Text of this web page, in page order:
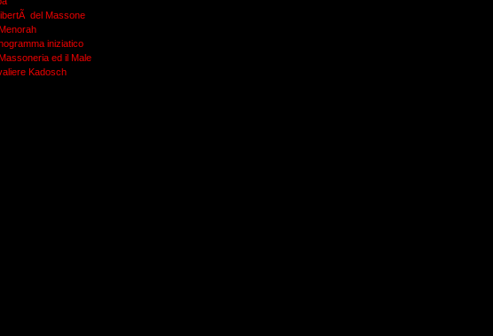
libertÃ del Massone
Menorah
iniziatico
Massoneria ed il Male
Kadosch